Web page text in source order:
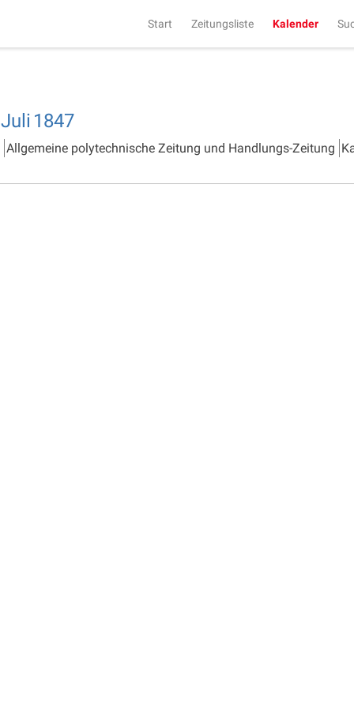
Start Zeitungsliste Kalender
Juli 1847
Allgemeine polytechnische Zeitung und Handlungs-Zeitung